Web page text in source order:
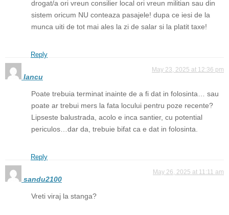
drogat/a ori vreun consilier local ori vreun militian sau din
sistem oricum NU conteaza pasajele! dupa ce iesi de la
munca uiti de tot mai ales la zi de salar si la platit taxe!
Reply
Iancu
May 23, 2025 at 12:36 pm
Poate trebuia terminat inainte de a fi dat in folosinta… sau
poate ar trebui mers la fata locului pentru poze recente?
Lipseste balustrada, acolo e inca santier, cu potential
periculos…dar da, trebuie bifat ca e dat in folosinta.
Reply
sandu2100
May 26, 2025 at 11:11 am
Vreti viraj la stanga?